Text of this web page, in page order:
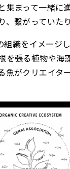
集まって一緒に
、繋がっていた
組織をイメージ
を張る植物や海
魚がクリエイタ